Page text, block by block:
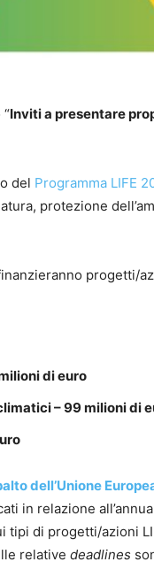
Inviti a presentare
del Programma LIFE
protezione
progetti/
di euro
– 99 milioni di
dell’Unione
in relazione
tipi di progetti/azioni
relative deadlines